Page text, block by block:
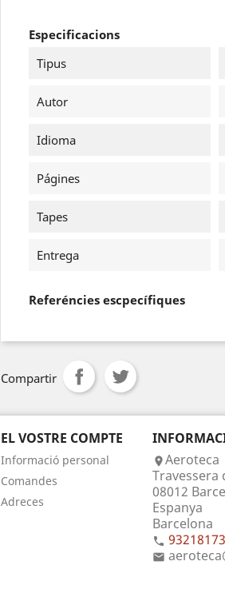
Especificacions
Tipus
Autor
Idioma
Págines
Tapes
Entrega
Referéncies escpecífiques
Compartir
EL VOSTRE COMPTE
Informació personal
Comandes
Adreces
Aeroteca
Travessera
08012
Espanya
Barcelona

